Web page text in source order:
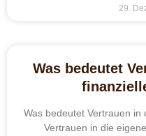
29.
Was bedeutet
Was bedeutet Vertrauen
Vertrauen in die